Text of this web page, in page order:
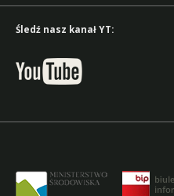
Śledź nasz kanał YT: